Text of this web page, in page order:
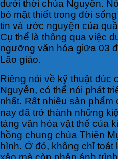
dưới thời chúa Nguyễn.
bó mật thiết trong đời
tin và ước nguyện của
Cụ thể là thông qua việc
ngưỡng văn hóa giữa 03
Lão giáo.
Riêng nói về kỹ thuật đúc
Nguyễn, có thể nói phát
nhất. Rất nhiều sản
nay đã trở thành những
tàng văn hóa vật thể của
hồng chung chùa Thiên
hình. Ở đó, không chỉ